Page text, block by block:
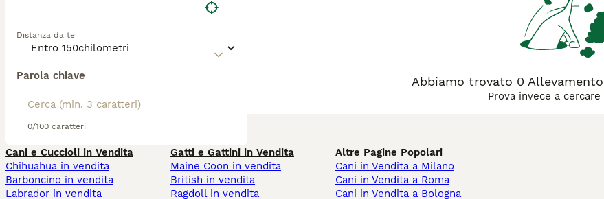
Distanza da te
Parola chiave
0/100 caratteri
Abbiamo trovato 0
Prova invece a
Cani e Cuccioli in Vendita
Chihuahua in vendita
Barboncino in vendita
Labrador in vendita
Gatti e Gattini in Vendita
Maine Coon in vendita
British in vendita
Ragdoll in vendita
Altre Pagine Popolari
Cani in Vendita a Milano
Cani in Vendita a Roma
Cani in Vendita a Bologna